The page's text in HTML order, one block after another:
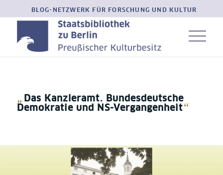
BLOG-NETZWERK FÜR FORSCHUNG UND KULTUR
„ Das Kanzleramt. Bundesdeutsche
Demokratie und NS-Vergangenheit“